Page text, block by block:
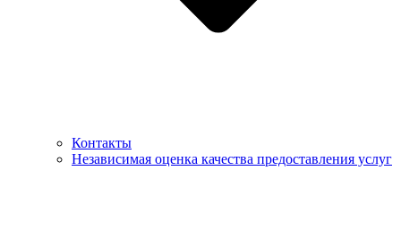
Контакты
Независимая оценка качества предоставления услуг